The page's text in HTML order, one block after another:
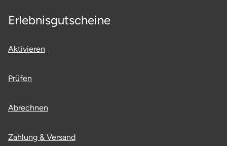
Erlebnisgutscheine
Aktivieren
Prüfen
Abrechnen
Zahlung & Versand
Oder-Spree
Oldenburg